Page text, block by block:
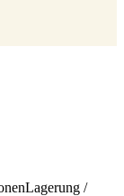
Lagerung /